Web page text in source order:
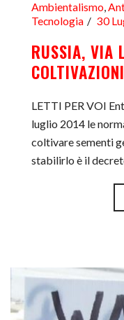
Ambientalismo,
Tecnologia
30
RUSSIA, VIA
LETTI PER VOI
luglio 2014 le
coltivare sementi
stabilirlo è il